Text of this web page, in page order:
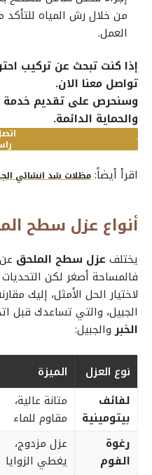
من خلال رش المياه
العمل.
إذا كنت تبحث عن تركيب
تواصل معنا الان.
وسنحرص على تقديم خدمة
والحماية الدائمة.
اقرأ أيضاً: مظلات شد انشائي
أنواع عزل سطح
يختلف عزل سطح الملحق
فالمساحة أصغر لكن
لاختيار الحل الأمثل، إليك
الجبيل، والتي تساعدك قبل
الخبروالجبيل:
نوع العزل الميزة
لفائف
بيتومينية
متانة عالية،
مقاوم للماء
رغوة
الفوم
عزل مزدوج،
يغطي الزوايا